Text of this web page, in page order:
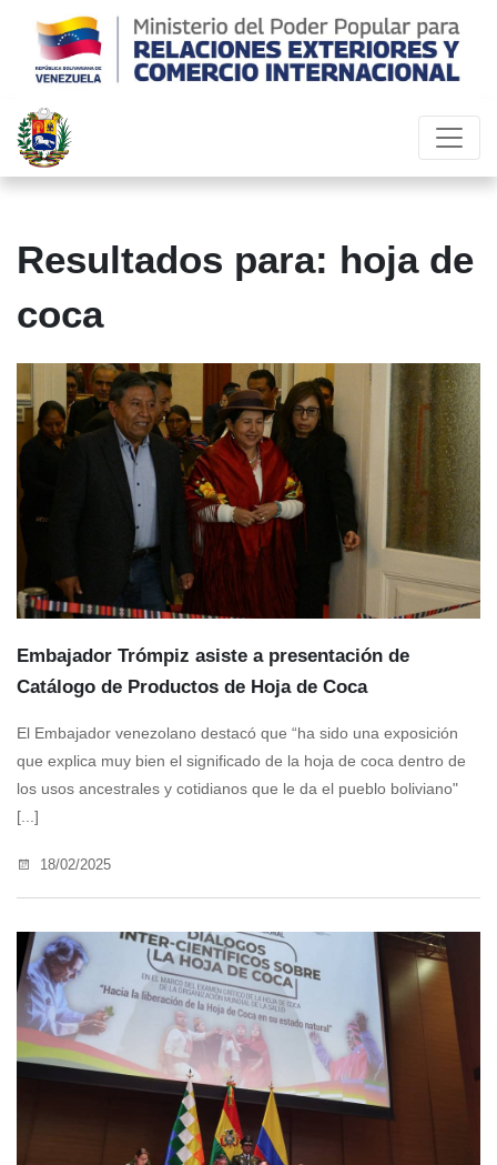
Resultados para: hoja de
coca
Embajador Trómpiz asiste a presentación de
Catálogo de Productos de Hoja de Coca
El Embajador venezolano destacó que “ha sido una exposición
que explica muy bien el significado de la hoja de coca dentro de
los usos ancestrales y cotidianos que le da el pueblo boliviano"
[...]
18/02/2025